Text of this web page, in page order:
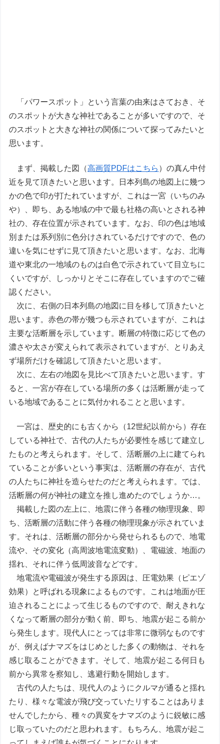
「パワースポット」という言葉の由来はさておき、そ
のスポットが大きな神社であることが多いですので、そ
のスポットと大きな神社の関係について探ってみたいと
思います。
まず、掲載した図（高画質PDFはこちら ）の真ん中付
近を見て頂きたいと思います。日本列島の地図上に幾つ
かの色で印が打たれていますが、これは一宮（いちのみ
や）、即ち、ある地域の中で最も社格の高いとされる神
社の、存在位置が示されています。なお、印の色は地域
別または系列別に色分けされているだけですので、色の
違いを気にせずに見て頂きたいと思います。なお、北海
道や東北の一地域のものは白色で示されていて目立ちに
くいですが、しっかりとそこに存在していますのでご確
認ください。
次に、右側の日本列島の地図に目を移して頂きたいと
思います。赤色の帯が幾つも示されていますが、これは
主要な活断層を示しています。断層の特徴に応じて色の
濃さや太さが変えられて表示されていますが、とりあえ
ず場所だけを確認して頂きたいと思います。
次に、左右の地図を見比べて頂きたいと思います。す
ると、一宮が存在している場所の多くは活断層が走って
いる地域であることに気付かれることと思います。
一宮は、歴史的にも古くから（12世紀以前から）存在
している神社で、古代の人たちが必要性を感じて建立し
たものと考えられます。そして、活断層の上に建てられ
ていることが多いという事実は、活断層の存在が、古代
の人たちに神社を造らせたのだと考えられます。では、
活断層の何が神社の建立を推し進めたのでしょうか…。
掲載した図の左上に、地震に伴う各種の物理現象、即
ち、活断層の活動に伴う各種の物理現象が示されていま
す。それは、活断層の部分から発せられるもので、地電
流や、その変化（高周波地電流変動）、電磁波、地面の
揺れ、それに伴う低周波音などです。
地電流や電磁波が発生する原因は、圧電効果（ピエゾ
効果）と呼ばれる現象によるものです。これは地面が圧
迫されることによって生じるものですので、耐えきれな
くなって断層の部分が動く前、即ち、地震が起こる前か
ら発生します。現代人にとっては非常に微弱なものです
が、例えばナマズをはじめとした多くの動物は、それを
感じ取ることができます。そして、地震が起こる何日も
前から異常を察知し、逃避行動を開始します。
古代の人たちは、現代人のようにクルマが通ると揺れ
たり、様々な電波が飛び交っていたリすることはありま
せんでしたから、種々の異変をナマズのように鋭敏に感
じ取っていたのだと思われます。もちろん、地震が起こ